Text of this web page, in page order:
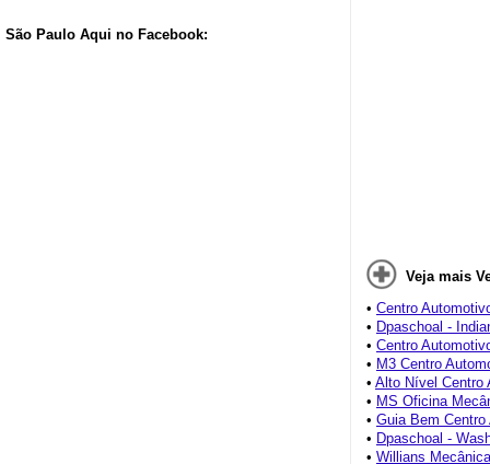
São Paulo Aqui no Facebook:
Veja mais
• Centro
• Dpaschoal -
• Centro
• M3 Centro
• Alto Nível Centro
• MS Oficina
• Guia Bem
• Dpaschoal -
• Willians